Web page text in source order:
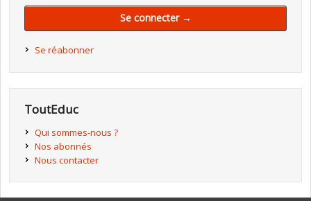
Se connecter →
Se réabonner
ToutEduc
Qui sommes-nous ?
Nos abonnés
Nous contacter